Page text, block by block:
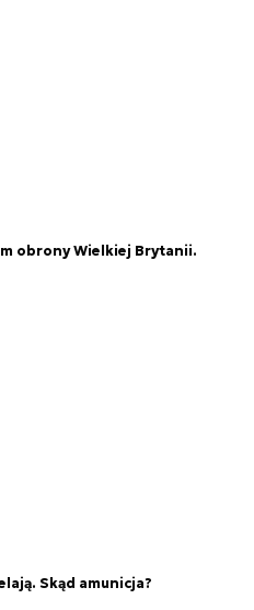
obrony Wielkiej Brytanii.
Skąd amunicja?